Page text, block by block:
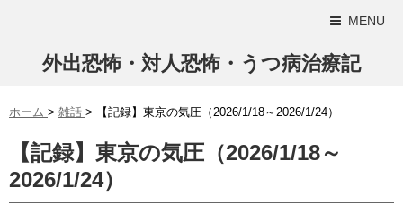
MENU
外出恐怖・対人恐怖・うつ病治療記
ホーム > 雑話 > 【記録】東京の気圧（2026/1/18～2026/1/24）
【記録】東京の気圧（2026/1/18～
2026/1/24）